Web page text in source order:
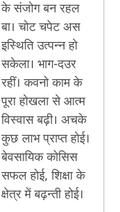
के संजोग बन रहल
बा। चोट चपेट अस
इस्थिति उत्पन्न हो
सकेला। भाग-दउर
रहीं। कवनो काम के
पूरा होखला से आत्म
विस्वास बढ़ी। अचके
कुछ लाभ प्राप्त होई।
बेवसायिक कोसिस
सफल होई, शिक्षा के
क्षेत्र में बढ़न्ती होई। ‌